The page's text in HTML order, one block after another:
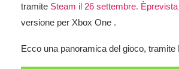
tramite Steam il 26 settembre. È
versione per Xbox One .
Ecco una panoramica del gioco, tramite